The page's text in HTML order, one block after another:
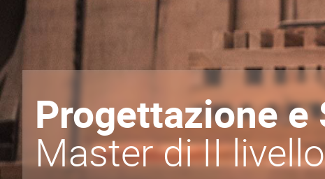
Progettazione e
Master di II livello